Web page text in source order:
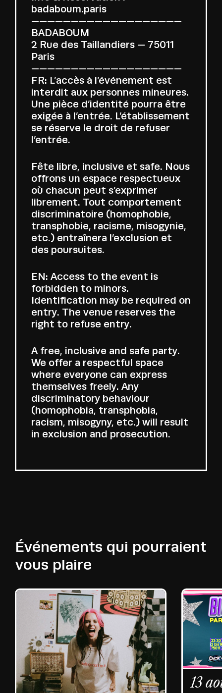
badaboum.paris
———————————————————
BADABOUM
2 Rue des Taillandiers — 75011
Paris
———————————————————
FR: L’accès à l’événement est
interdit aux personnes mineures.
Une pièce d’identité pourra être
exigée à l’entrée. L’établissement
se réserve le droit de refuser
l’entrée.
Fête libre, inclusive et safe. Nous
offrons un espace respectueux
où chacun peut s’exprimer
librement. Tout comportement
discriminatoire (homophobie,
transphobie, racisme, misogynie,
etc.) entraînera l’exclusion et
des poursuites.
EN: Access to the event is
forbidden to minors.
Identification may be required on
entry. The venue reserves the
right to refuse entry.
A free, inclusive and safe party.
We offer a respectful space
where everyone can express
themselves freely. Any
discriminatory behaviour
(homophobia, transphobia,
racism, misogyny, etc.) will result
in exclusion and prosecution.
Événements qui pourraient
vous plaire
13